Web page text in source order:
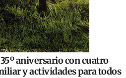
aniversario con cuatro
y actividades para todos